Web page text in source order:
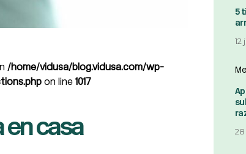
/home/vidusa/blog.vidusa.com/wp-
on line 1017
en casa
5
12